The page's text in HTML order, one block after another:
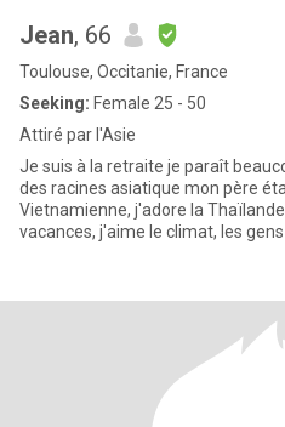
Jean, 66
Toulouse, Occitanie, France
Seeking: Female 25 - 50
Attiré par l'Asie
Je suis à la retraite je paraît
des racines asiatique mon père
Vietnamienne, j'adore la
vacances, j'aime le climat, les